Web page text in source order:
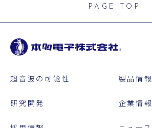
PAGE TOP
超音波の可能性 製品情報
研究開発 企業情報